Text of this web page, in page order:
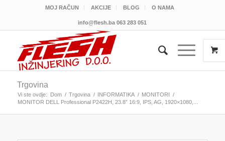
MOJ RAČUN AKCIJE BLOG O NAMA
info@flesh.ba 063 283 051
Trgovina
Vi ste ovdje: Dom / Trgovina / INFORMATIKA / MONITORI /
MONITOR DELL Professional P2422H, 23.8” 16:9, IPS, AG, 1920×1080,...